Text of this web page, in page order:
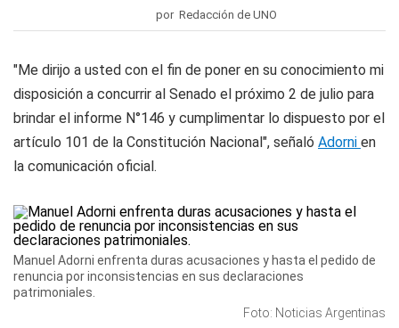
por Redacción de UNO
"Me dirijo a usted con el fin de poner en su conocimiento mi
disposición a concurrir al Senado el próximo 2 de julio para
brindar el informe N°146 y cumplimentar lo dispuesto por el
artículo 101 de la Constitución Nacional", señaló Adorni en
la comunicación oficial.
Manuel Adorni enfrenta duras acusaciones y hasta el pedido de
renuncia por inconsistencias en sus declaraciones
patrimoniales.
Foto: Noticias Argentinas